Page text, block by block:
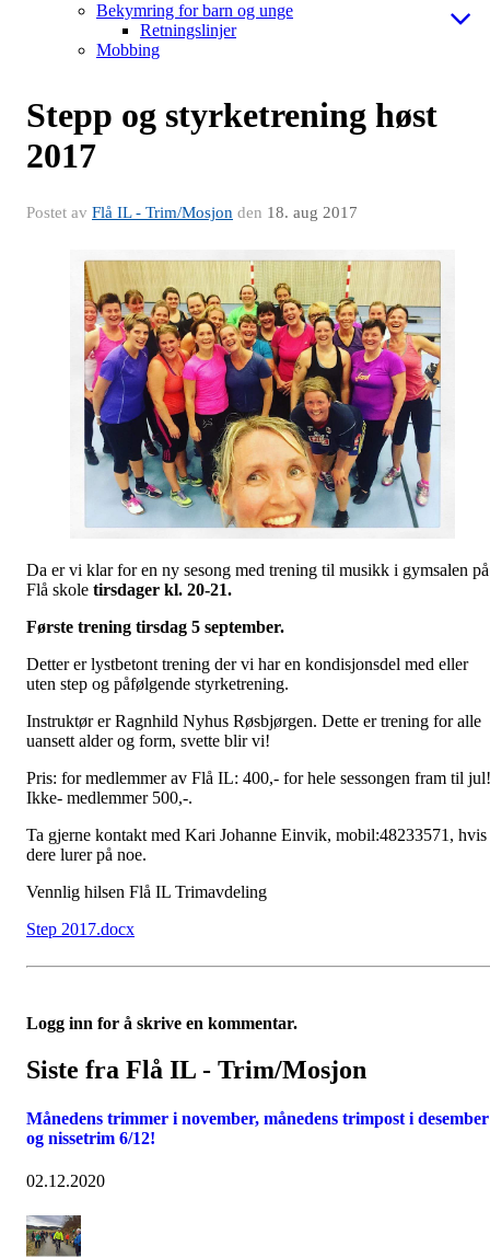
Bekymring for barn og unge
Retningslinjer
Mobbing
Stepp og styrketrening høst
2017
Postet av Flå IL - Trim/Mosjon den 18. aug 2017
Da er vi klar for en ny sesong med trening til musikk i gymsalen på
Flå skole tirsdager kl. 20-21.
Første trening tirsdag 5 september.
Detter er lystbetont trening der vi har en kondisjonsdel med eller
uten step og påfølgende styrketrening.
Instruktør er Ragnhild Nyhus Røsbjørgen. Dette er trening for alle
uansett alder og form, svette blir vi!
Pris: for medlemmer av Flå IL: 400,- for hele sessongen fram til jul!
Ikke- medlemmer 500,-.
Ta gjerne kontakt med Kari Johanne Einvik, mobil:48233571, hvis
dere lurer på noe.
Vennlig hilsen Flå IL Trimavdeling
Step 2017.docx
Logg inn for å skrive en kommentar.
Siste fra Flå IL - Trim/Mosjon
Månedens trimmer i november, månedens trimpost i desember
og nissetrim 6/12!
02.12.2020